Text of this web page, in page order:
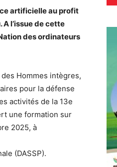
artificielle au profit
l’issue de cette
des ordinateurs
Hommes intègres,
pour la défense
activités de la 13e
une formation sur
2025, à
(DASSP).